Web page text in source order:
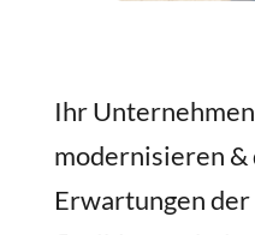
Ihr
modernisieren &
Erwartungen